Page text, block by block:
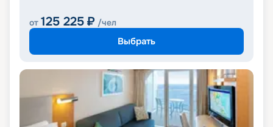
от 125 225 ₽ /чел
Выбрать